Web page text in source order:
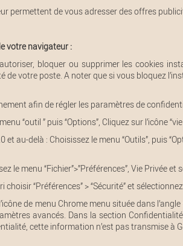
permettent de vous adresser des offres
votre navigateur :
bloquer ou supprimer les cookies
votre poste. A noter que si vous bloquez
afin de régler les paramètres de
“outil ” puis “Options”, Cliquez sur l’icône
au-delà : Choisissez le menu “Outils”, puis
le menu “Fichier”>”Préférences”, Vie Privée
choisir “Préférences” > “Sécurité” et
de menu Chrome menu située dans
avancés. Dans la section
cette information n’est pas transmise à